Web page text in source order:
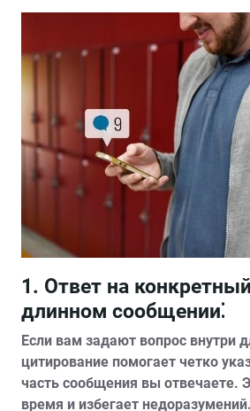
1. Ответ на
длинном сообщении⁚
Если вам задают вопрос внутри
цитирование помогает четко
часть сообщения вы отвечаете.
время и избегает недоразумений.